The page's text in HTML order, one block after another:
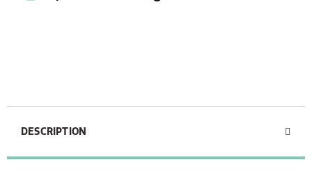
DESCRIPTION